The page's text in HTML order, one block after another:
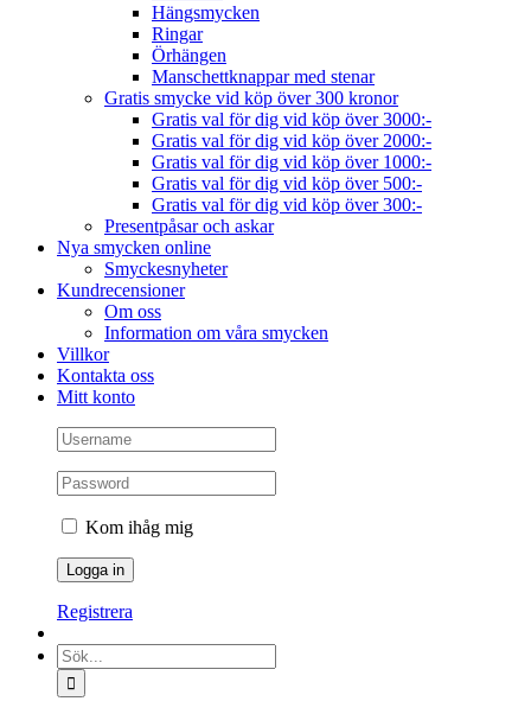
Hängsmycken
Ringar
Örhängen
Manschettknappar med stenar
Gratis smycke vid köp över 300 kronor
Gratis val för dig vid köp över 3000:-
Gratis val för dig vid köp över 2000:-
Gratis val för dig vid köp över 1000:-
Gratis val för dig vid köp över 500:-
Gratis val för dig vid köp över 300:-
Presentpåsar och askar
Nya smycken online
Smyckesnyheter
Kundrecensioner
Om oss
Information om våra smycken
Villkor
Kontakta oss
Mitt konto
Kom ihåg mig
Registrera
Sök
efter: